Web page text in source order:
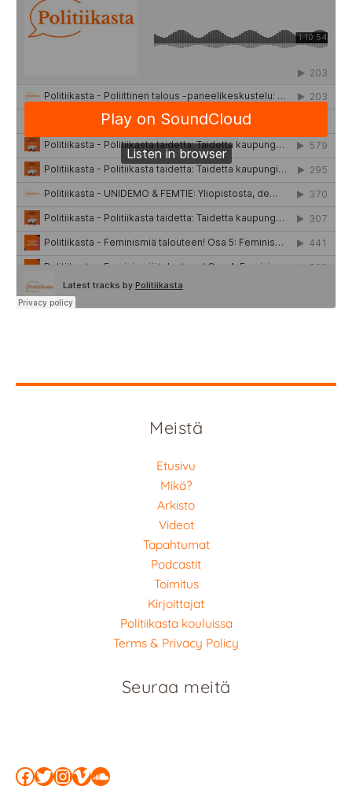
Meistä
Etusivu
Mikä?
Arkisto
Videot
Tapahtumat
Podcastit
Toimitus
Kirjoittajat
Politiikasta kouluissa
Terms & Privacy Policy
Seuraa meitä
Facebook
Twitter
Instagram
Vimeo
SoundCloud